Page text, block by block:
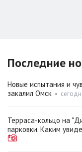
Последние
Новые испытания и
закалил Омск •
Терраса-кольцо на
парковки. Каким